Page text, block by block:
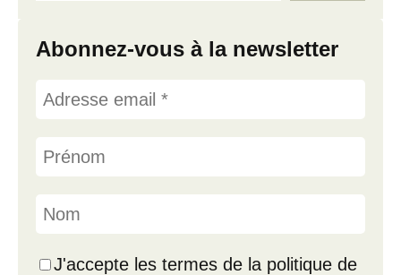
Abonnez-vous à la newsletter
J'accepte les termes de la politique de